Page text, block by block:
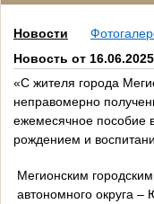
Новости
Новость от 16.06.2025
«С жителя города
неправомерно
ежемесячное пособие
рождением и
Мегионским
автономного округа